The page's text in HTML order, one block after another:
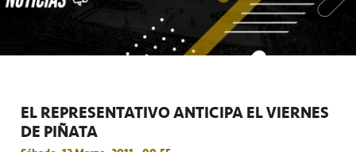
EL REPRESENTATIVO ANTICIPA EL VIERNES
DE PIÑATA